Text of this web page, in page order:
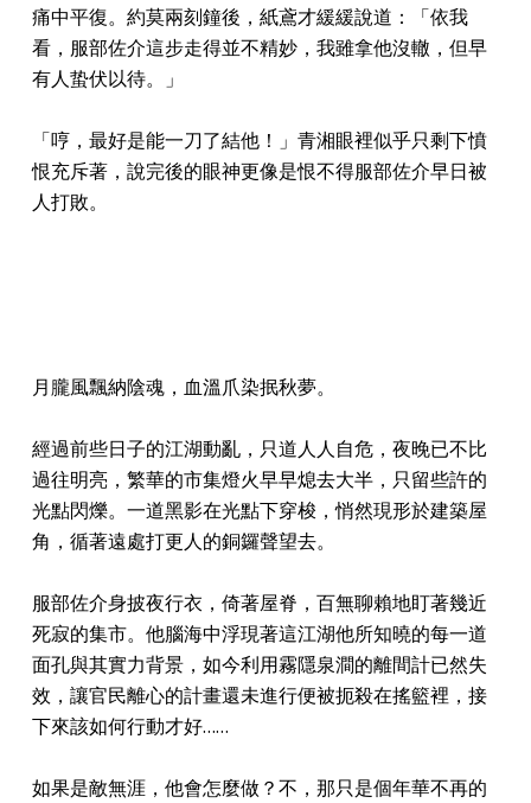
痛中平復。約莫兩刻鐘後，紙鳶才緩緩說道：「依我
看，服部佐介這步走得並不精妙，我雖拿他沒轍，但早
有人蛰伏以待。」
「哼，最好是能一刀了結他！」青湘眼裡似乎只剩下憤
恨充斥著，說完後的眼神更像是恨不得服部佐介早日被
人打敗。
月朧風飄納陰魂，血溫爪染抿秋夢。
經過前些日子的江湖動亂，只道人人自危，夜晚已不比
過往明亮，繁華的市集燈火早早熄去大半，只留些許的
光點閃爍。一道黑影在光點下穿梭，悄然現形於建築屋
角，循著遠處打更人的銅鑼聲望去。
服部佐介身披夜行衣，倚著屋脊，百無聊賴地盯著幾近
死寂的集市。他腦海中浮現著這江湖他所知曉的每一道
面孔與其實力背景，如今利用霧隱泉澗的離間計已然失
效，讓官民離心的計畫還未進行便被扼殺在搖籃裡，接
下來該如何行動才好……
如果是敵無涯，他會怎麼做？不，那只是個年華不再的